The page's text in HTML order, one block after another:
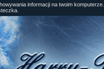
informacji na twoim